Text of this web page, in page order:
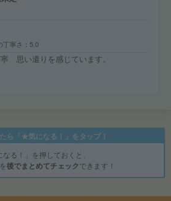
丁寧さ 5.0
思い遣りを感じています。
ら「★気になる！」をタップ！
なる！」を押しておくと、
後でまとめてチェックできます！